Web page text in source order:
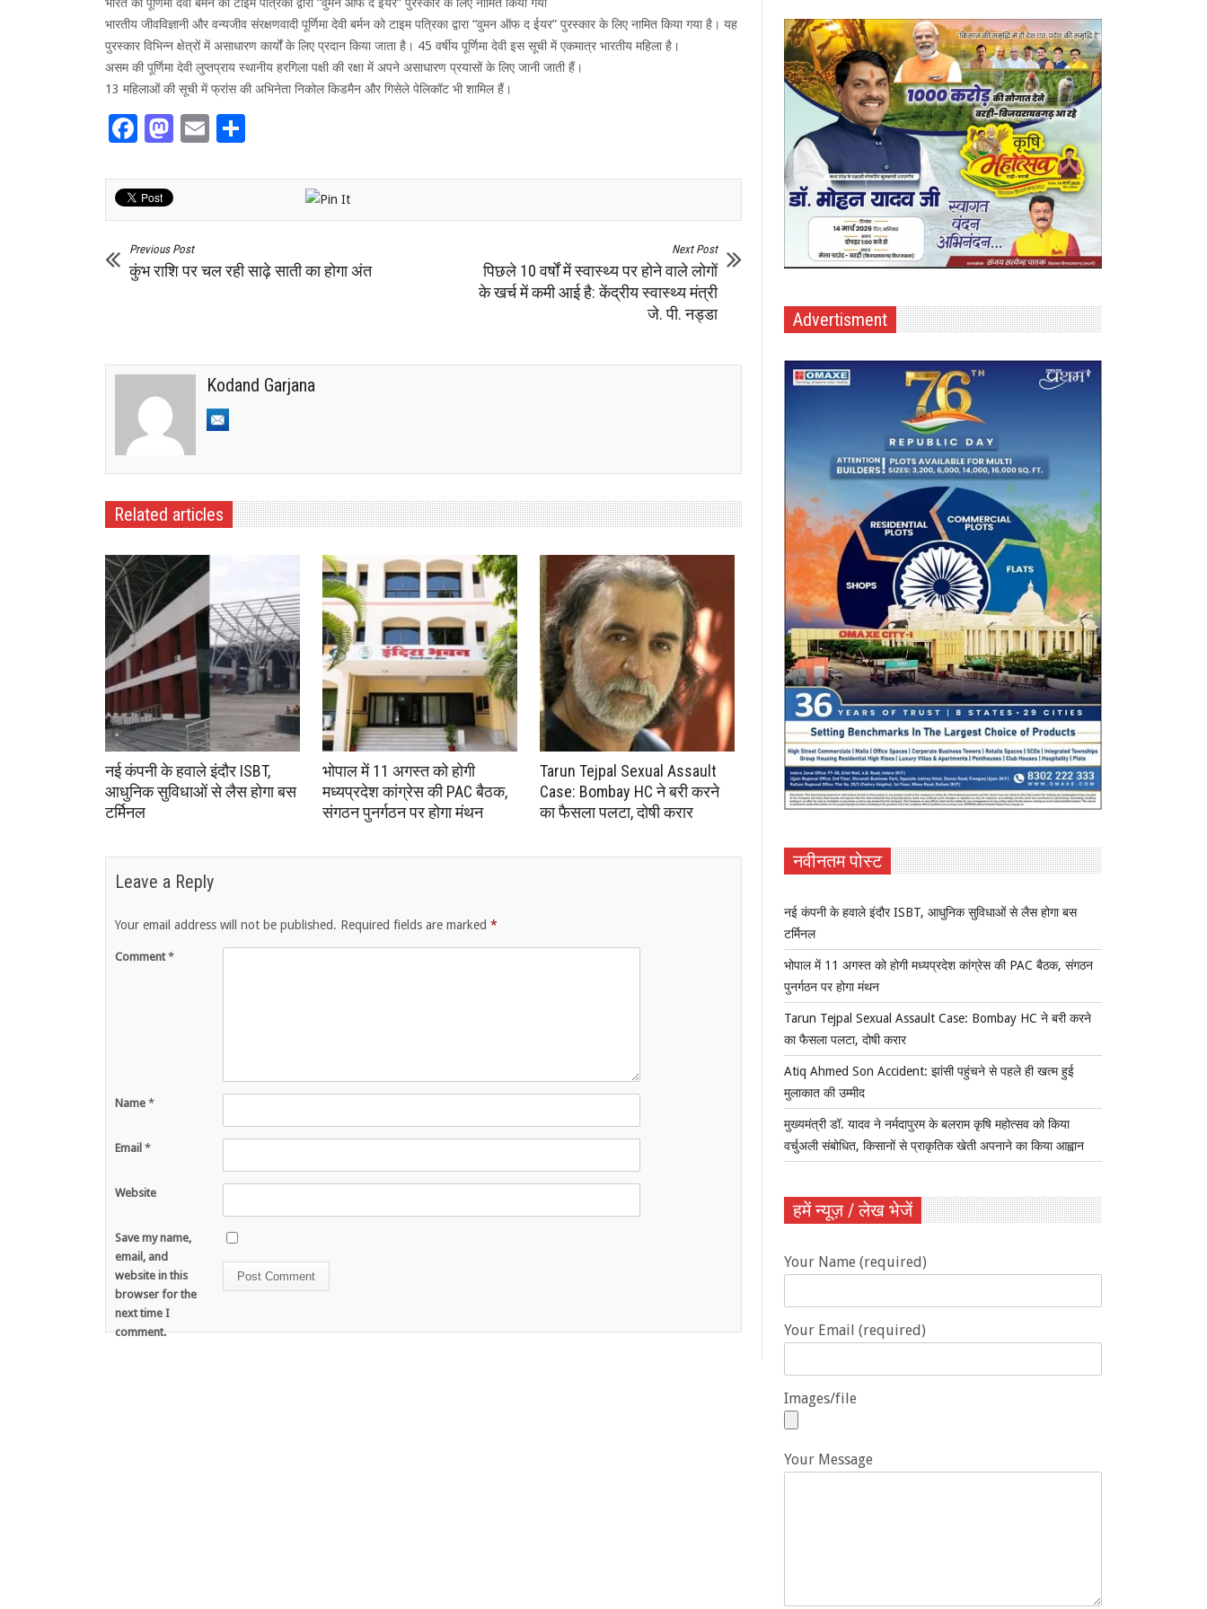
भारतीय जीवविज्ञानी और वन्यजीव संरक्षणवादी पूर्णिमा देवी बर्मन को टाइम पत्रिका द्वारा “वुमन ऑफ द ईयर” पुरस्‍कार के लिए नामित किया गया है। यह
पुरस्‍कार विभिन्‍न क्षेत्रों में असाधारण कार्यों के लिए प्रदान किया जाता है। 45 वर्षीय पूर्णिमा देवी इस सूची में एकमात्र भारतीय महिला है।
असम की पूर्णिमा देवी लुप्तप्राय स्थानीय हरगिला पक्षी की रक्षा में अपने असाधारण प्रयासों के लिए जानी जाती हैं।
13 महिलाओं की सूची में फ्रांस की अभिनेता निकोल किडमैन और गिसेले पेलिकॉट भी शामिल हैं।
Facebook
Mastodon
Email
Previous Post
कुंभ राशि पर चल रही साढ़े साती का होगा अंत
Next Post
पिछले 10 वर्षों में स्वास्थ्य पर होने वाले लोगों
के खर्च में कमी आई है: केंद्रीय स्वास्थ्य मंत्री
जे. पी. नड्डा
Kodand Garjana
Related articles
नई कंपनी के हवाले इंदौर ISBT,
आधुनिक सुविधाओं से लैस होगा बस
टर्मिनल
भोपाल में 11 अगस्त को होगी
मध्यप्रदेश कांग्रेस की PAC बैठक,
संगठन पुनर्गठन पर होगा मंथन
Tarun Tejpal Sexual Assault
Case: Bombay HC ने बरी करने
का फैसला पलटा, दोषी करार
Leave a Reply
Your email address will not be published. Required fields are marked *
Comment*
Name *
Email *
Website
Save my name,
email, and
website in this
browser for the
next time I
comment.
Advertisment
नवीनतम पोस्ट
नई कंपनी के हवाले इंदौर ISBT, आधुनिक सुविधाओं से लैस होगा बस
टर्मिनल
भोपाल में 11 अगस्त को होगी मध्यप्रदेश कांग्रेस की PAC बैठक, संगठन
पुनर्गठन पर होगा मंथन
Tarun Tejpal Sexual Assault Case: Bombay HC ने बरी करने
का फैसला पलटा, दोषी करार
Atiq Ahmed Son Accident: झांसी पहुंचने से पहले ही खत्म हुई
मुलाकात की उम्मीद
मुख्यमंत्री डॉ. यादव ने नर्मदापुरम के बलराम कृषि महोत्सव को किया
वर्चुअली संबोधित, किसानों से प्राकृतिक खेती अपनाने का किया आह्वान
हमें न्यूज़ / लेख भेजें
Your Name (required)
Your Email (required)
Images/file
Your Message